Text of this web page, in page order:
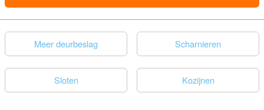
Meer deurbeslag Scharnieren
Sloten Kozijnen